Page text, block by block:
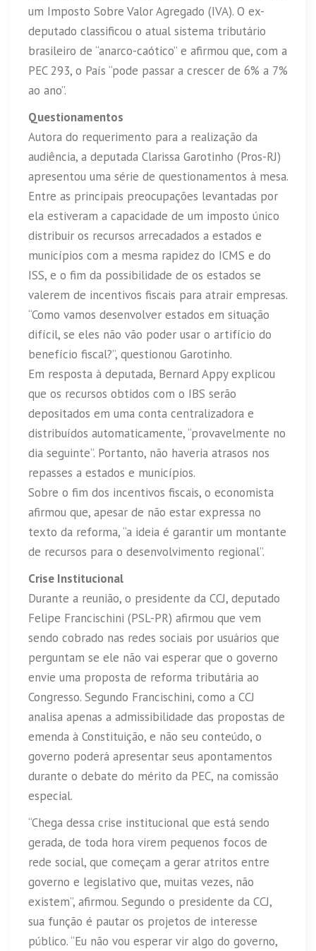
um Imposto Sobre Valor Agregado (IVA). O ex-
deputado classificou o atual sistema tributário
brasileiro de “anarco-caótico” e afirmou que, com a
PEC 293, o País “pode passar a crescer de 6% a 7%
ao ano”.
Questionamentos
Autora do requerimento para a realização da
audiência, a deputada Clarissa Garotinho (Pros-RJ)
apresentou uma série de questionamentos à mesa.
Entre as principais preocupações levantadas por
ela estiveram a capacidade de um imposto único
distribuir os recursos arrecadados a estados e
municípios com a mesma rapidez do ICMS e do
ISS, e o fim da possibilidade de os estados se
valerem de incentivos fiscais para atrair empresas.
“Como vamos desenvolver estados em situação
difícil, se eles não vão poder usar o artifício do
benefício fiscal?”, questionou Garotinho.
Em resposta à deputada, Bernard Appy explicou
que os recursos obtidos com o IBS serão
depositados em uma conta centralizadora e
distribuídos automaticamente, “provavelmente no
dia seguinte”. Portanto, não haveria atrasos nos
repasses a estados e municípios.
Sobre o fim dos incentivos fiscais, o economista
afirmou que, apesar de não estar expressa no
texto da reforma, “a ideia é garantir um montante
de recursos para o desenvolvimento regional”.
Crise Institucional
Durante a reunião, o presidente da CCJ, deputado
Felipe Francischini (PSL-PR) afirmou que vem
sendo cobrado nas redes sociais por usuários que
perguntam se ele não vai esperar que o governo
envie uma proposta de reforma tributária ao
Congresso. Segundo Francischini, como a CCJ
analisa apenas a admissibilidade das propostas de
emenda à Constituição, e não seu conteúdo, o
governo poderá apresentar seus apontamentos
durante o debate do mérito da PEC, na comissão
especial.
“Chega dessa crise institucional que está sendo
gerada, de toda hora virem pequenos focos de
rede social, que começam a gerar atritos entre
governo e legislativo que, muitas vezes, não
existem”, afirmou. Segundo o presidente da CCJ,
sua função é pautar os projetos de interesse
público. “Eu não vou esperar vir algo do governo,